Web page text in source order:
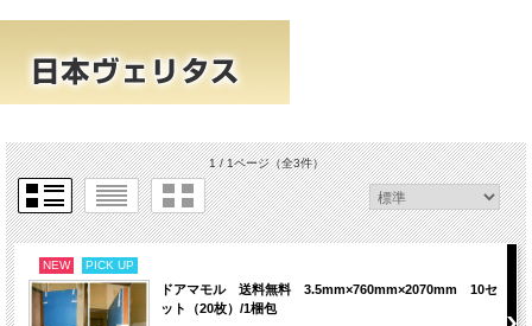
1 / 1ページ（全3件）
NEW PICK UP
ドアマモル 送料無料 3.5mm×760mm×2070mm 10セ
ット（20枚）/1梱包